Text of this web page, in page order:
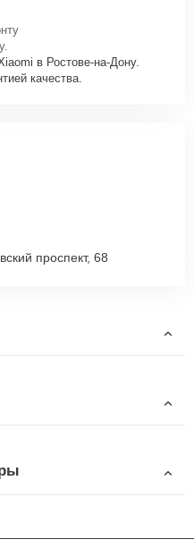
в Ростове-на-Дону.
качества.
проспект, 68